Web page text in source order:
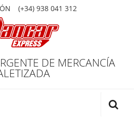
(+34) 938 041 312
DE MERCANCÍA